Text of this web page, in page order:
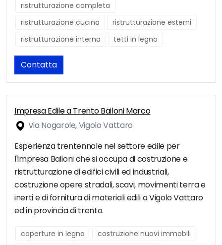
ristrutturazione completa
ristrutturazione cucina
ristrutturazione esterni
ristrutturazione interna
tetti in legno
Contatta
Impresa Edile a Trento Bailoni Marco
Via Nogarole, Vigolo Vattaro
Esperienza trentennale nel settore edile per
l'impresa Bailoni che si occupa di costruzione e
ristrutturazione di edifici civili ed industriali,
costruzione opere stradali, scavi, movimenti terra e
inerti e di fornitura di materiali edili a Vigolo Vattaro
ed in provincia di trento.
coperture in legno
costruzione nuovi immobili